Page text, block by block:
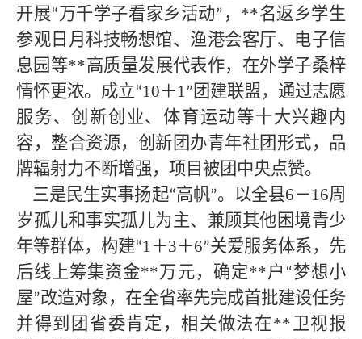
开展“万千学子看家乡活动” ， **名返乡学生
参观日月科技畅想馆、渔港会客厅、电子信
息园等**高质量发展代表作，在外学子桑梓
情怀更浓。成立“10＋1” 团建联盟，通过志愿
服务、创新创业、体育运动等十大兴趣内
容，整合资源，创新团办青年社团形式，品
牌辐射力不断增强，项目被团中央点赞。
三是民生实事扬起“高帆”。以全县6－16周
岁孤儿和事实孤儿为主、兼顾其他困境青少
年等群体，构建“1＋3＋6”关爱服务体系，先
后线上筹集资金**万元，确定**户 “梦想小
屋”改造对象，在全省率先完成首批建设任务
并得到团省委肯定，相关做法在** 卫视报